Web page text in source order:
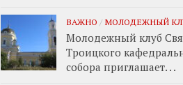
ВАЖНО / МОЛОДЕЖНЫЙ
Молодежный клуб
Троицкого
собора приглашает. . .